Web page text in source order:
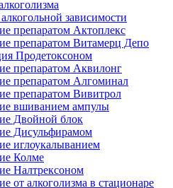
зависимости
препаратом Актоплекс
препаратом Витамерц Депо
Продетоксоном
препаратом Аквилонг
препаратом Алгоминал
препаратом Вивитрол
вшиванием ампулы
Двойной блок
Дисульфирамом
иглоукалыванием
Колме
Налтрексоном
от алкоголизма в стационаре